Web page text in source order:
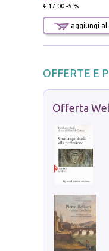
€ 17.00 -5 %
aggiungi al
OFFERTE E
Offerta